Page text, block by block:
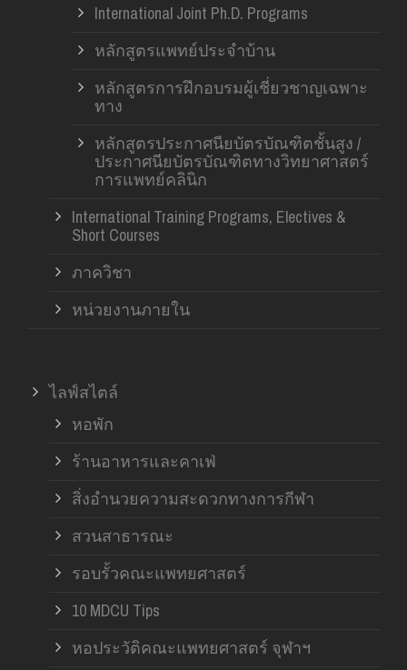
International Joint Ph.D. Programs
หลักสูตรแพทย์ประจำบ้าน
หลักสูตรการฝึกอบรมผู้เชี่ยวชาญเฉพาะ
ทาง
หลักสูตรประกาศนียบัตรบัณฑิตชั้นสูง /
ประกาศนียบัตรบัณฑิตทางวิทยาศาสตร์
การแพทย์คลินิก
International Training Programs, Electives &
Short Courses
ภาควิชา
หน่วยงานภายใน
ไลฟ์สไตล์
หอพัก
ร้านอาหารและคาเฟ่
สิ่งอำนวยความสะดวกทางการกีฬา
สวนสาธารณะ
รอบรั้วคณะแพทยศาสตร์
10 MDCU Tips
หอประวัติคณะแพทยศาสตร์ จุฬาฯ